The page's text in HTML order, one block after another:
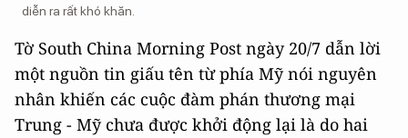
diễn ra rất khó khăn.
Tờ South China Morning Post ngày 20/7 dẫn lời
một nguồn tin giấu tên từ phía Mỹ nói nguyên
nhân khiến các cuộc đàm phán thương mại
Trung - Mỹ chưa được khởi động lại là do hai